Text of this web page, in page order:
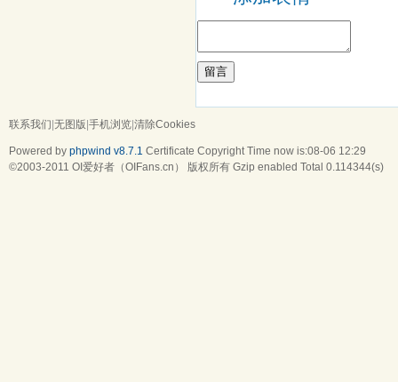
留言
联系我们|无图版|手机浏览|清除Cookies
Powered by phpwind v8.7.1 Certificate Copyright Time now is:08-06 12:29
©2003-2011 OI爱好者（OIFans.cn） 版权所有 Gzip enabled Total 0.114344(s)